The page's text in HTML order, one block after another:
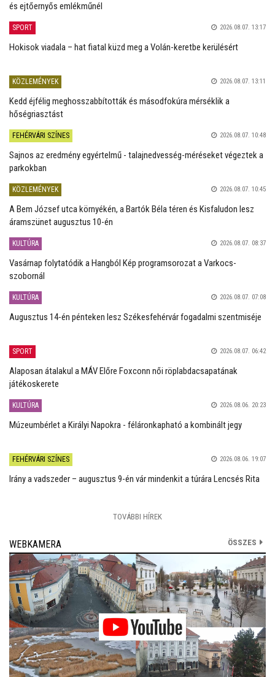
és ejtőernyős emlékműnél
SPORT 2026.08.07. 13:17
Hokisok viadala – hat fiatal küzd meg a Volán-keretbe kerülésért
KÖZLEMÉNYEK 2026.08.07. 13:11
Kedd éjfélig meghosszabbították és másodfokúra mérséklik a
hőségriasztást
FEHÉRVÁRI SZÍNES 2026.08.07. 10:48
Sajnos az eredmény egyértelmű - talajnedvesség-méréseket végeztek a
parkokban
KÖZLEMÉNYEK 2026.08.07. 10:45
A Bem József utca környékén, a Bartók Béla téren és Kisfaludon lesz
áramszünet augusztus 10-én
KULTÚRA 2026.08.07. 08:37
Vasárnap folytatódik a Hangból Kép programsorozat a Varkocs-
szobornál
KULTÚRA 2026.08.07. 07:08
Augusztus 14-én pénteken lesz Székesfehérvár fogadalmi szentmiséje
SPORT 2026.08.07. 06:42
Alaposan átalakul a MÁV Előre Foxconn női röplabdacsapatának
játékoskerete
KULTÚRA 2026.08.06. 20:23
Múzeumbérlet a Királyi Napokra - féláronkapható a kombinált jegy
FEHÉRVÁRI SZÍNES 2026.08.06. 19:07
Irány a vadszeder – augusztus 9-én vár mindenkit a túrára Lencsés Rita
TOVÁBBI HÍREK
WEBKAMERA ÖSSZES